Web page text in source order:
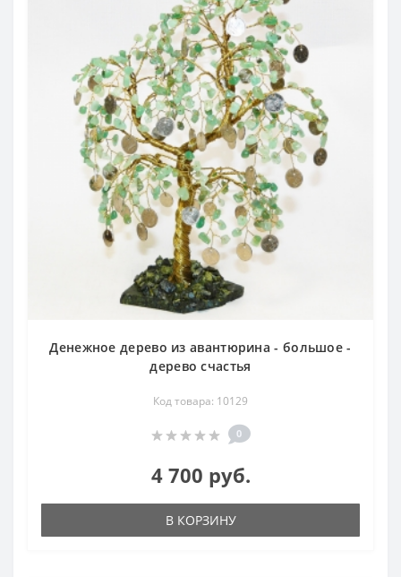
Денежное дерево из авантюрина - большое -
дерево счастья
Код товара: 10129
0
4 700 руб.
В КОРЗИНУ